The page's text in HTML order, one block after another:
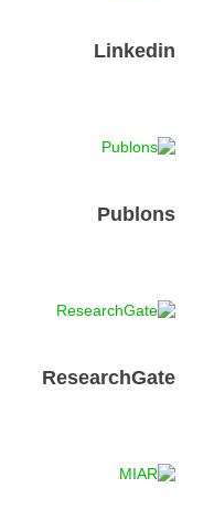
Linkedin
Publons
ResearchGate